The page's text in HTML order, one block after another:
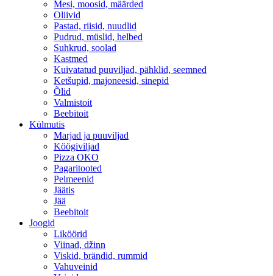
Mesi, moosid, määrded
Oliivid
Pastad, riisid, nuudlid
Pudrud, müslid, helbed
Suhkrud, soolad
Kastmed
Kuivatatud puuviljad, pähklid, seemned
Ketšupid, majoneesid, sinepid
Õlid
Valmistoit
Beebitoit
Külmutis
Marjad ja puuviljad
Köögiviljad
Pizza OKO
Pagaritooted
Pelmeenid
Jäätis
Jää
Beebitoit
Joogid
Liköörid
Viinad, džinn
Viskid, brändid, rummid
Vahuveinid